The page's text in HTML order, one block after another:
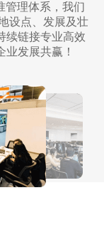
管理体系，我们
设点、发展及壮
续链接专业高效
发展共赢！